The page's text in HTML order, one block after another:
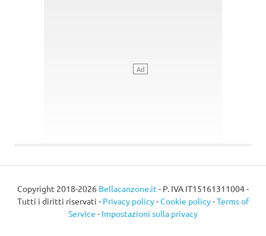
Copyright 2018-2026 Bellacanzone.it - P. IVA IT15161311004 -
Tutti i diritti riservati - Privacy policy-Cookie policy-Terms of
Service - Impostazioni sulla privacy